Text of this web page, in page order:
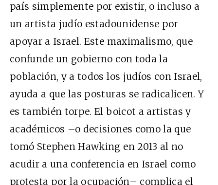
país simplemente por existir, o incluso a
un artista judío estadounidense por
apoyar a Israel. Este maximalismo, que
confunde un gobierno con toda la
población, y a todos los judíos con Israel,
ayuda a que las posturas se radicalicen. Y
es también torpe. El boicot a artistas y
académicos –o decisiones como la que
tomó Stephen Hawking en 2013 al no
acudir a una conferencia en Israel como
protesta por la ocupación– complica el